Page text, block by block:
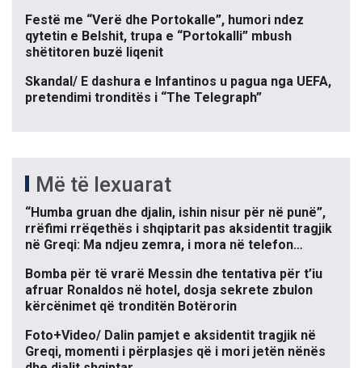
Festë me “Verë dhe Portokalle”, humori ndez
qytetin e Belshit, trupa e “Portokalli” mbush
shëtitoren buzë liqenit
Skandal/ E dashura e Infantinos u pagua nga UEFA,
pretendimi tronditës i “The Telegraph”
Më të lexuarat
“Humba gruan dhe djalin, ishin nisur për në punë”,
rrëfimi rrëqethës i shqiptarit pas aksidentit tragjik
në Greqi: Ma ndjeu zemra, i mora në telefon…
Bomba për të vrarë Messin dhe tentativa për t’iu
afruar Ronaldos në hotel, dosja sekrete zbulon
kërcënimet që tronditën Botërorin
Foto+Video/ Dalin pamjet e aksidentit tragjik në
Greqi, momenti i përplasjes që i mori jetën nënës